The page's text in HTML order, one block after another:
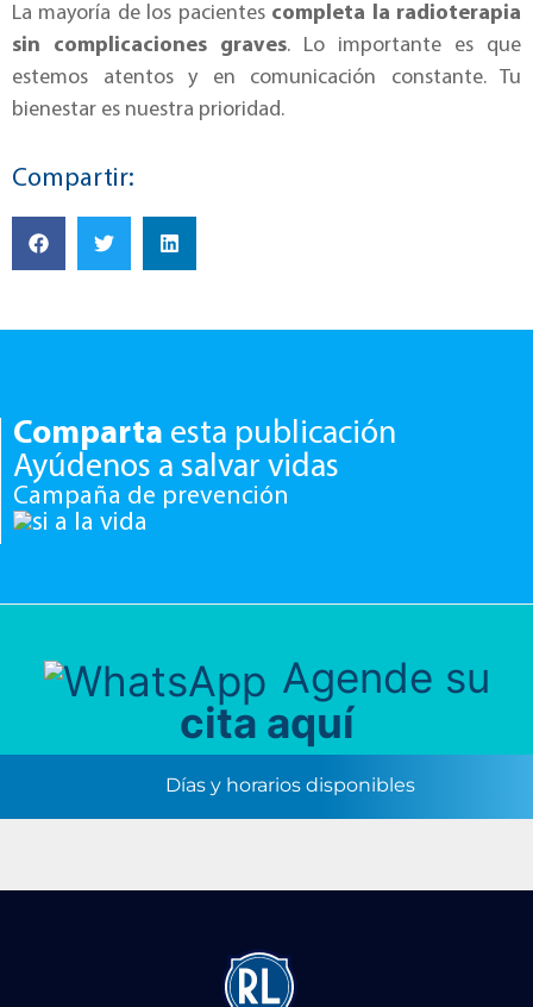
La mayoría de los pacientes completa la radioterapia
sin complicaciones graves. Lo importante es que
estemos atentos y en comunicación constante. Tu
bienestar es nuestra prioridad.
Compartir:
Comparta esta publicación
Ayúdenos a salvar vidas
Campaña de prevención
Agende su
cita aquí
Días y horarios disponibles